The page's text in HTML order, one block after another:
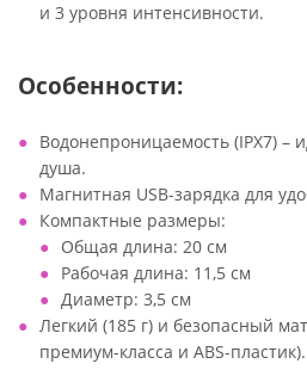
и 3 уровня интенсивности.
Особенности:
Водонепроницаемость (IPX7) –
душа.
Магнитная USB-зарядка для
Компактные размеры:
Общая длина: 20 см
Рабочая длина: 11,5 см
Диаметр: 3,5 см
Легкий (185 г) и безопасный
премиум-класса и ABS-пластик).